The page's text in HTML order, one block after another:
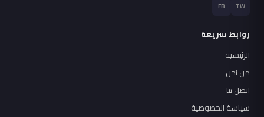
TW
FB
روابط سريعة
الرئيسية
من نحن
اتصل بنا
سياسة الخصوصية